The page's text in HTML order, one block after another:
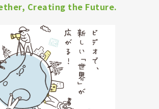
Creating the Future.